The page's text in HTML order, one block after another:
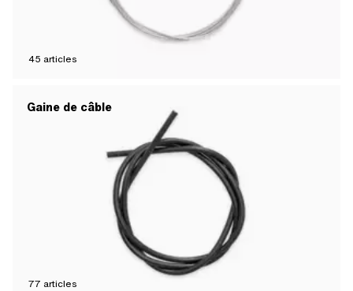
45 articles
Gaine de câble
77 articles